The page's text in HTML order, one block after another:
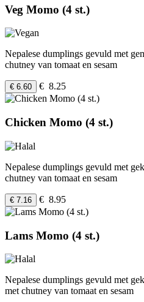
Veg Momo (4 st.)
Nepalese dumplings gevuld met
chutney van tomaat en sesam
€ 6.60 € 8.25
Chicken Momo (4 st.)
Nepalese dumplings gevuld met
chutney van tomaat en sesam
€ 7.16 € 8.95
Lams Momo (4 st.)
Nepalese dumplings gevuld met
met chutney van tomaat en sesam